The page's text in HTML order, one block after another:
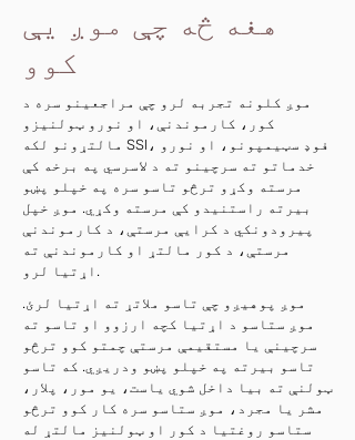
هغه څه چې موږ یې
کوو
موږ کلونه تجربه لرو چې مراجعینو سره د
کور، کارموندنې، او نورو ټولنیزو
مالتړونو لکه SSI، فوډ سټیمپونو، او نورو
خدماتو ته سرچینو ته د لاسرسي په برخه کې
مرسته وکړو ترڅو تاسو سره په خپلو پښو
بیرته راستنیدو کې مرسته وکړي. موږ خپل
پیرودونکي د کرایې مرستې، د کارموندنې
مرستې، د کور مالتړ او کارموندنې ته
اړتیا لرو.
موږ پوهیږو چې تاسو ملاتړ ته اړتیا لرئ.
موږ ستاسو د اړتیا کچه ارزوو او تاسو ته
سرچینې یا مستقیمې مرستې چمتو کوو ترڅو
تاسو بیرته په خپلو پښو ودریږي. که تاسو
ټولنې ته بیا داخل شوي یاست، یو مور، پلار،
مشر یا مجرد، موږ ستاسو سره کار کوو ترڅو
ستاسو روغتیا د کور او ټولنیز مالتړ له